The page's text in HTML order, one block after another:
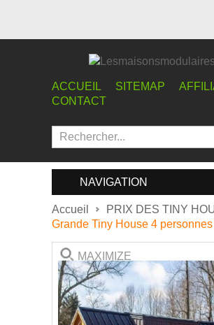
ACCUEIL SITEMAP
CONTACT
NAVIGATION
Accueil
PRIX DES TINY
Grande Tiny House 4
MAXIMIZE